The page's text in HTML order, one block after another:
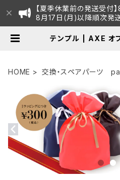
【夏季休業前の発送受
8月17日(月)以降順次発
テンプル | AXE オ
HOME 交換・スペアパーツ